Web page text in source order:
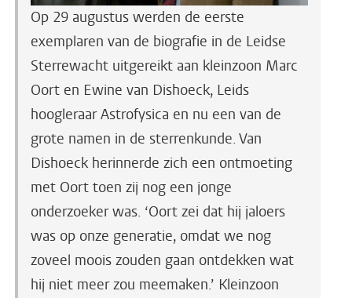
Op 29 augustus werden de eerste
exemplaren van de biografie in de Leidse
Sterrewacht uitgereikt aan kleinzoon Marc
Oort en Ewine van Dishoeck, Leids
hoogleraar Astrofysica en nu een van de
grote namen in de sterrenkunde. Van
Dishoeck herinnerde zich een ontmoeting
met Oort toen zij nog een jonge
onderzoeker was. ‘Oort zei dat hij jaloers
was op onze generatie, omdat we nog
zoveel moois zouden gaan ontdekken wat
hij niet meer zou meemaken.’ Kleinzoon